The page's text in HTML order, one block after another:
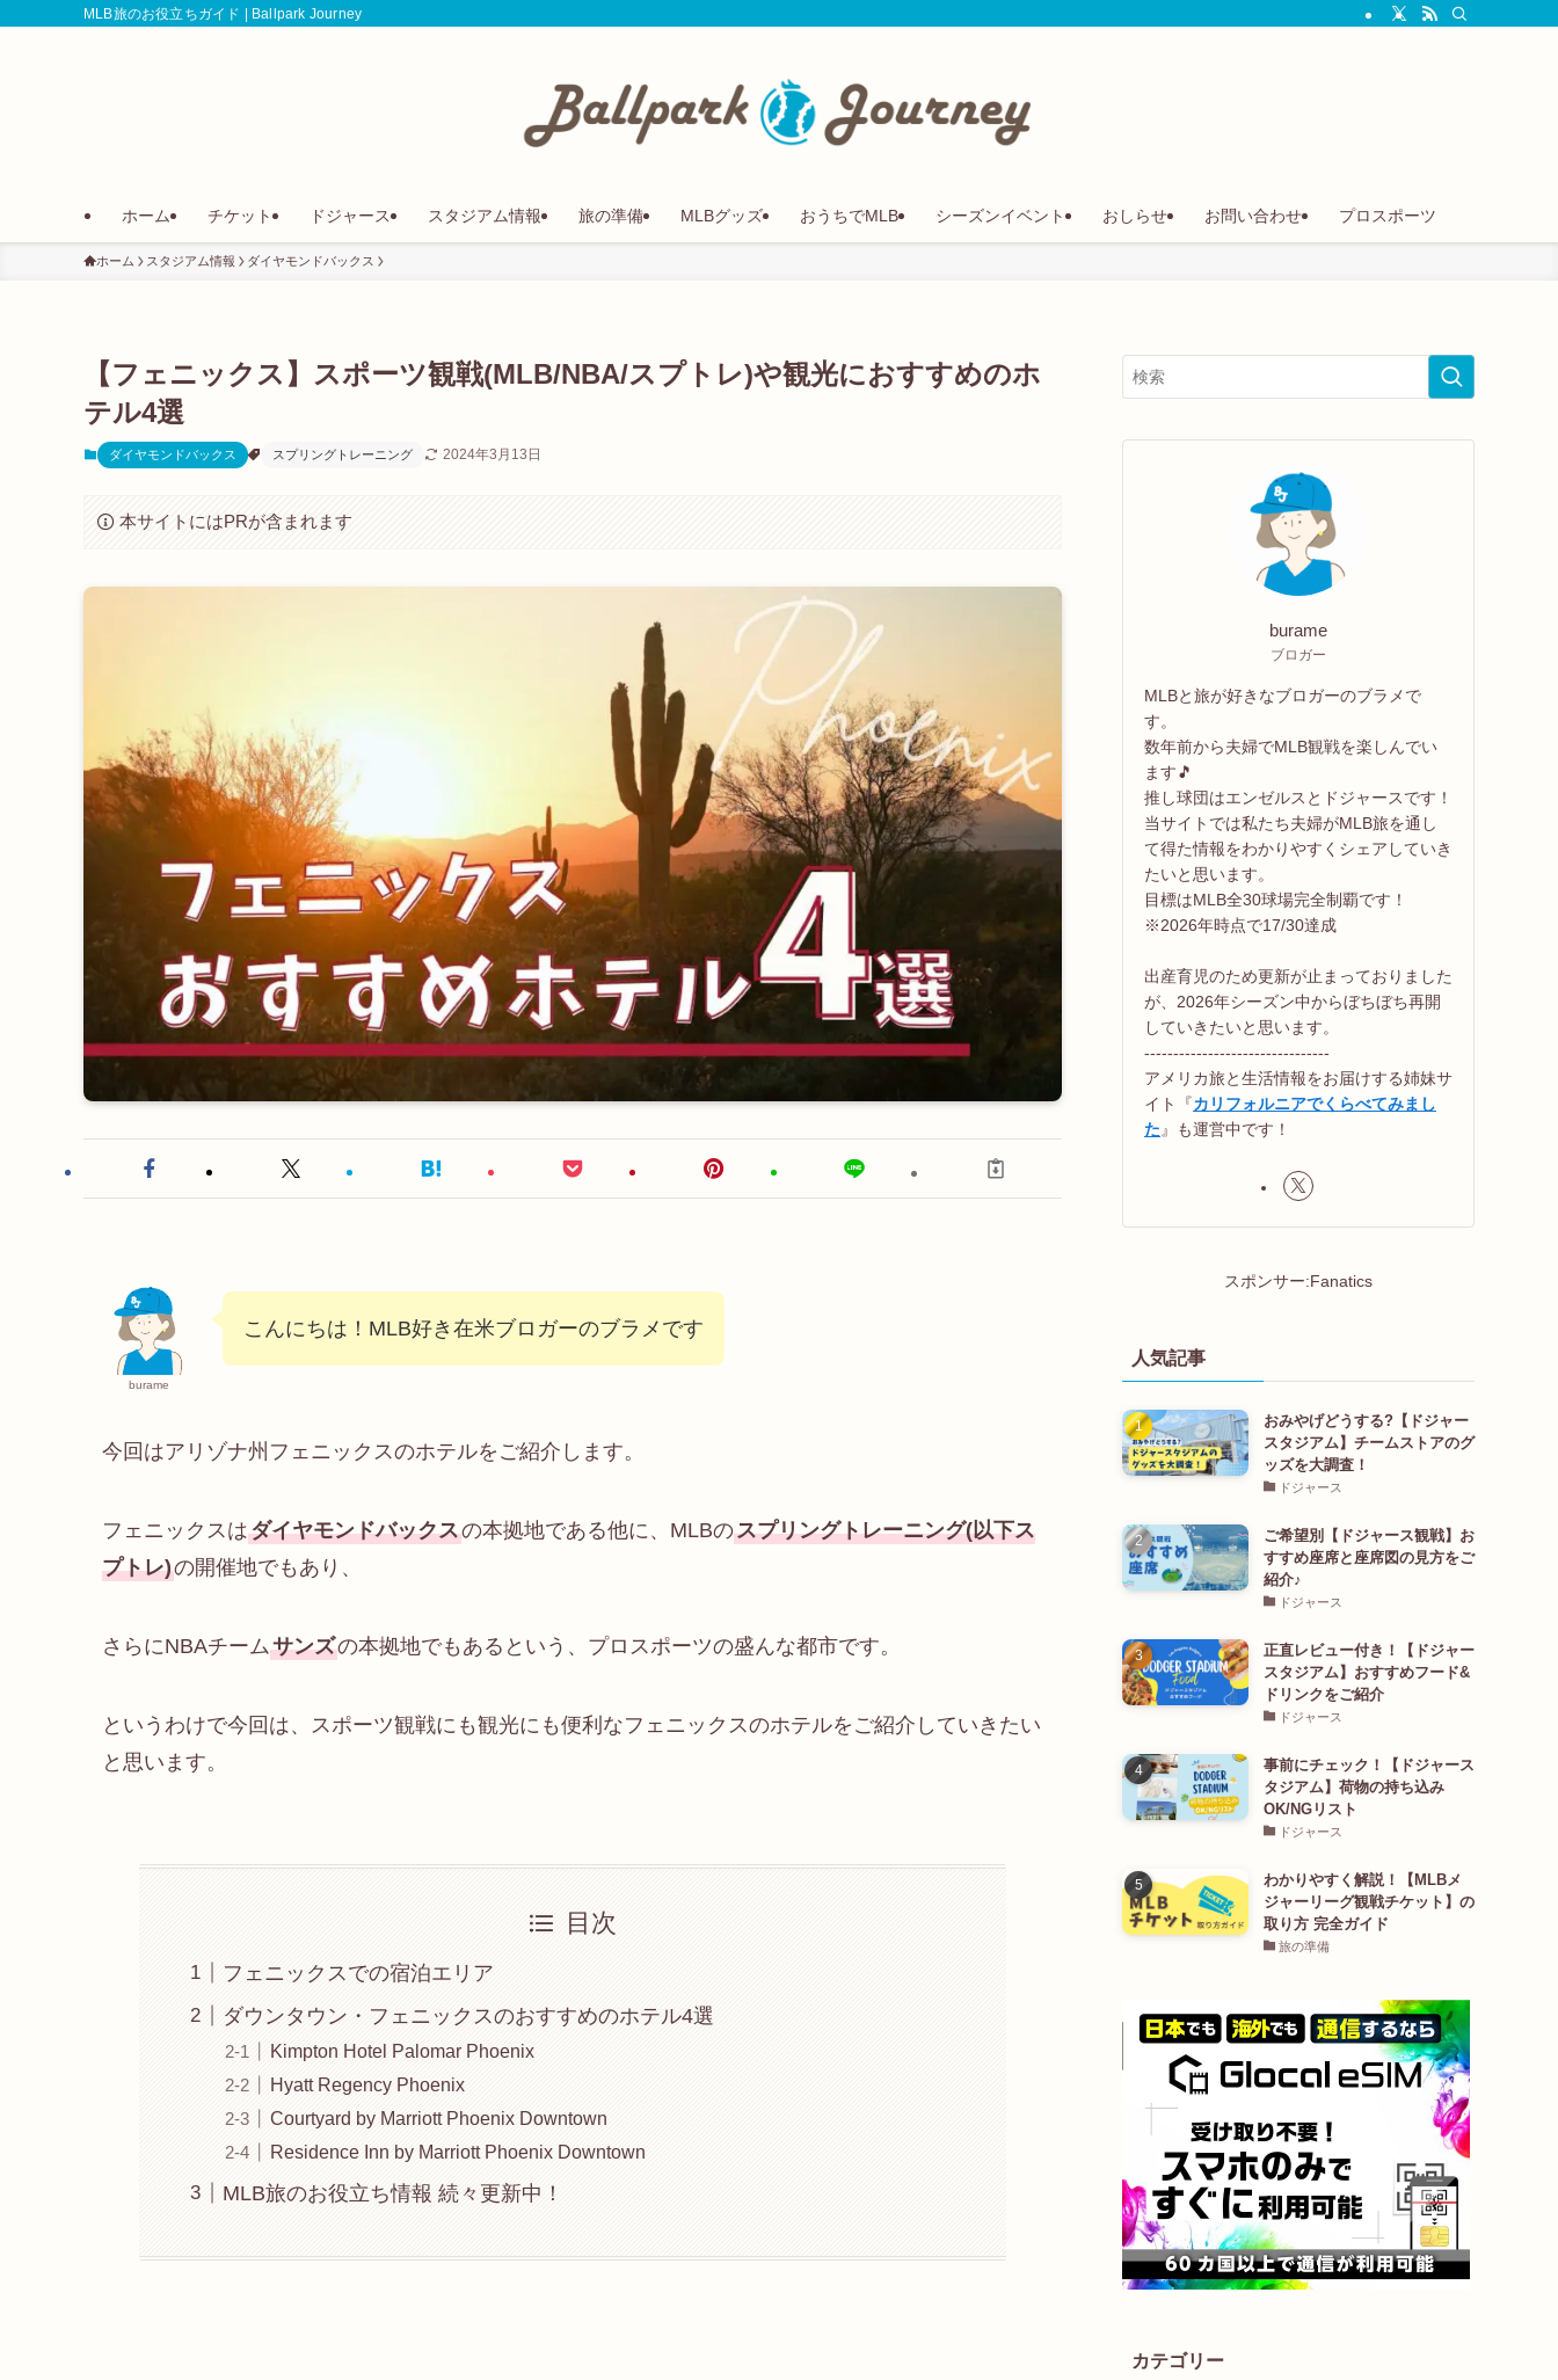
MLB旅のお役立ちガイド | Ballpark Journey
ホーム チケット ドジャース スタジアム情報 旅の準備 MLBグッズ おうちでMLB シーズンイベント おしらせ お問い合わせ プロスポーツ
ホーム スタジアム情報 ダイヤモンドバックス
【フェニックス】スポーツ観戦(MLB/NBA/スプトレ)や観光におすすめのホ
テル4選
ダイヤモンドバックス スプリングトレーニング 2024年3月13日
本サイトにはPRが含まれます
burame
こんにちは！MLB好き在米ブロガーのブラメです
今回はアリゾナ州フェニックスのホテルをご紹介します。
フェニックスはダイヤモンドバックスの本拠地である他に、MLBのスプリングトレーニング(以下ス
プトレ)の開催地でもあり、
さらにNBAチーム サンズの本拠地でもあるという、プロスポーツの盛んな都市です。
というわけで今回は、スポーツ観戦にも観光にも便利なフェニックスのホテルをご紹介していきたい
と思います。
目次
フェニックスでの宿泊エリア
ダウンタウン・フェニックスのおすすめのホテル4選
Kimpton Hotel Palomar Phoenix
Hyatt Regency Phoenix
Courtyard by Marriott Phoenix Downtown
Residence Inn by Marriott Phoenix Downtown
MLB旅のお役立ち情報 続々更新中！
burame
ブロガー
MLBと旅が好きなブロガーのブラメで
す。
数年前から夫婦でMLB観戦を楽しんでい
ます🎵
推し球団はエンゼルスとドジャースです！
当サイトでは私たち夫婦がMLB旅を通し
て得た情報をわかりやすくシェアしていき
たいと思います。
目標はMLB全30球場完全制覇です！
※2026年時点で17/30達成
出産育児のため更新が止まっておりました
が、2026年シーズン中からぼちぼち再開
していきたいと思います。
--------------------------------
アメリカ旅と生活情報をお届けする姉妹サ
イト『カリフォルニアでくらべてみまし
た 』も運営中です！
スポンサー:Fanatics
人気記事
おみやげどうする?【ドジャー
スタジアム】チームストアのグ
ッズを大調査！
ドジャース
ご希望別【ドジャース観戦】お
すすめ座席と座席図の見方をご
紹介♪
ドジャース
正直レビュー付き！【ドジャー
スタジアム】おすすめフード&
ドリンクをご紹介
ドジャース
事前にチェック！【ドジャース
タジアム】荷物の持ち込み
OK/NGリスト
ドジャース
わかりやすく解説！【MLBメ
ジャーリーグ観戦チケット】の
取り方 完全ガイド
旅の準備
カテゴリー